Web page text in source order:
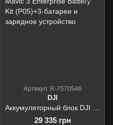
Артикул: R-7570546
DJI
29 335 грн